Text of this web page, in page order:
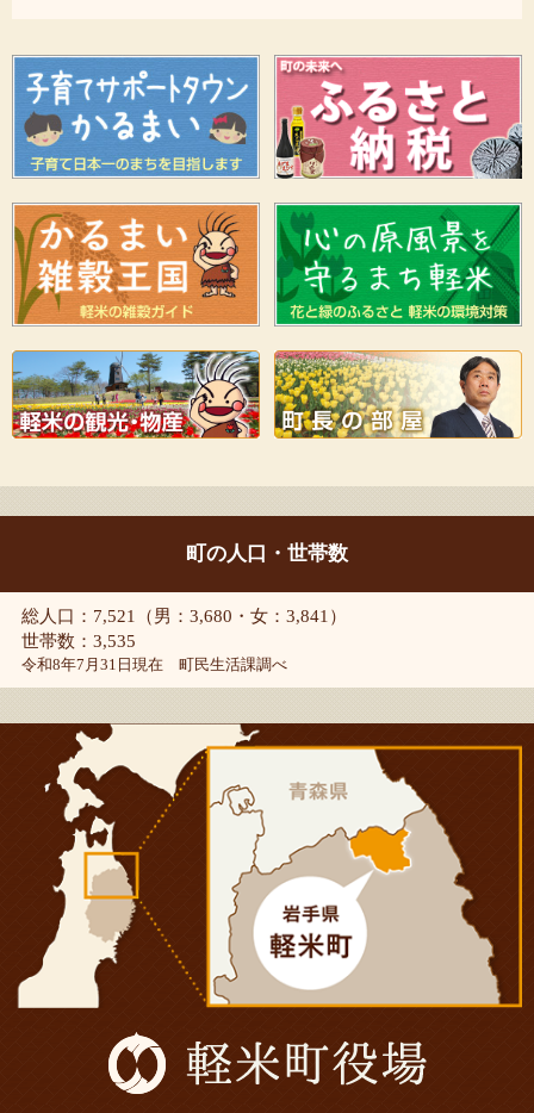
町の人口・世帯数
総人口：7,521（男：3,680・女：3,841）
世帯数：3,535
令和8年7月31日現在 町民生活課調べ